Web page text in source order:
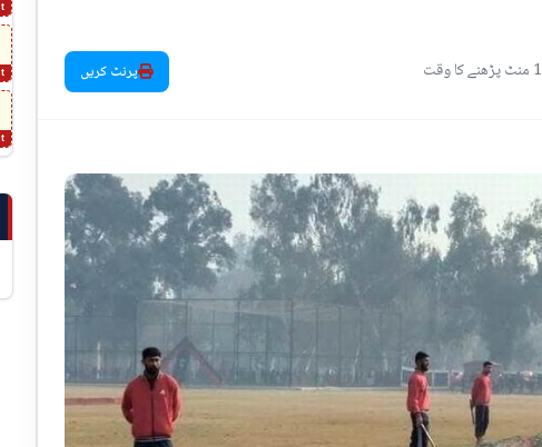
1 منٹ پڑھنے کا وقت پرنٹ کریں